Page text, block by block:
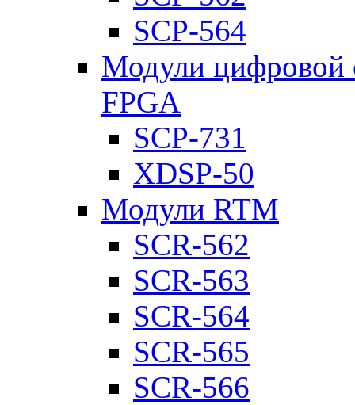
SCP-564
Модули цифровой
FPGA
SCP-731
XDSP-50
Модули RTM
SCR-562
SCR-563
SCR-564
SCR-565
SCR-566